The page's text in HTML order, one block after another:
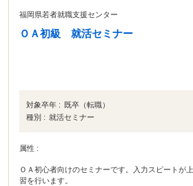
福岡県若者就職支援センター
ＯＡ初級 就活セミナー
対象卒年 : 既卒（転職）
種別 : 就活セミナー
属性 :
ＯＡ初心者向けのセミナーです。入力スピートが
習を行います。